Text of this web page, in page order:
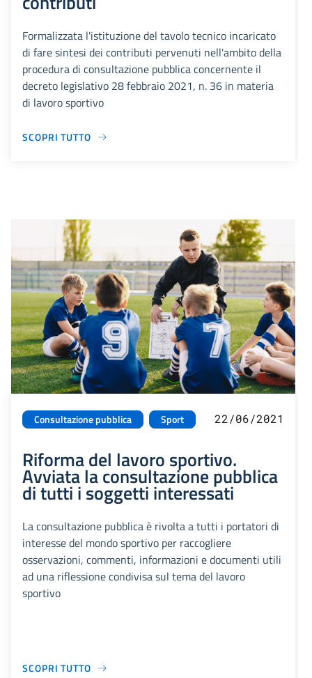
Formalizzata l'istituzione del tavolo tecnico incaricato
di fare sintesi dei contributi pervenuti nell'ambito della
procedura di consultazione pubblica concernente il
decreto legislativo 28 febbraio 2021, n. 36 in materia
di lavoro sportivo
SCOPRI TUTTO
Consultazione pubblica Sport 22/06/2021
Riforma del lavoro sportivo.
Avviata la consultazione pubblica
di tutti i soggetti interessati
La consultazione pubblica è rivolta a tutti i portatori di
interesse del mondo sportivo per raccogliere
osservazioni, commenti, informazioni e documenti utili
ad una riflessione condivisa sul tema del lavoro
sportivo
SCOPRI TUTTO